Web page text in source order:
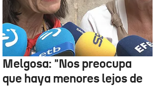
Melgosa: "Nos preocupa
que haya menores lejos de